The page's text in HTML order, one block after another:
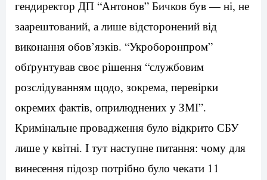
гендиректор ДП “Антонов” Бичков був — ні, не
заарештований, а лише відсторонений від
виконання обов’язків. “Укроборонпром”
обґрунтував своє рішення “службовим
розслідуванням щодо, зокрема, перевірки
окремих фактів, оприлюднених у ЗМІ”.
Кримінальне провадження було відкрито СБУ
лише у квітні. І тут наступне питання: чому для
винесення підозр потрібно було чекати 11